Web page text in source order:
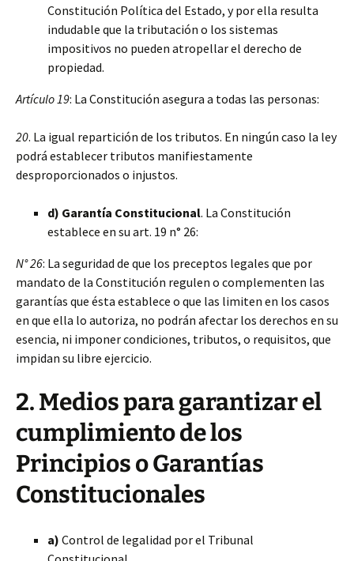
Constitución Política del Estado, y por ella resulta
indudable que la tributación o los sistemas
impositivos no pueden atropellar el derecho de
propiedad.
Artículo 19: La Constitución asegura a todas las personas:
20. La igual repartición de los tributos. En ningún caso la ley
podrá establecer tributos manifiestamente
desproporcionados o injustos.
d) Garantía Constitucional. La Constitución
establece en su art. 19 n° 26:
N° 26: La seguridad de que los preceptos legales que por
mandato de la Constitución regulen o complementen las
garantías que ésta establece o que las limiten en los casos
en que ella lo autoriza, no podrán afectar los derechos en su
esencia, ni imponer condiciones, tributos, o requisitos, que
impidan su libre ejercicio.
2. Medios para garantizar el
cumplimiento de los
Principios o Garantías
Constitucionales
a) Control de legalidad por el Tribunal